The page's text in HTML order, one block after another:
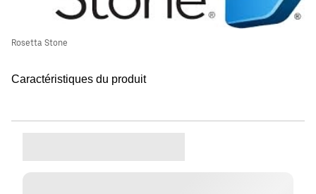
Rosetta Stone
Caractéristiques du produit